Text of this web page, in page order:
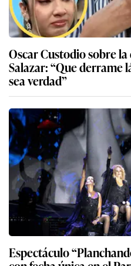
Oscar Custodio sobre
Salazar: “Que derrame
sea verdad”
Espectáculo